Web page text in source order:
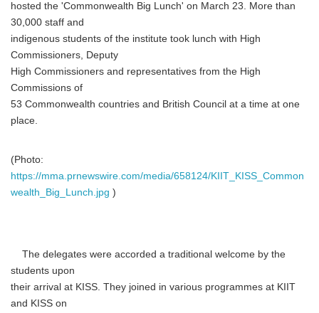
hosted the 'Commonwealth Big Lunch' on March 23. More than
30,000 staff and
indigenous students of the institute took lunch with High
Commissioners, Deputy
High Commissioners and representatives from the High
Commissions of
53 Commonwealth countries and British Council at a time at one
place.
(Photo:
https://mma.prnewswire.com/media/658124/KIIT_KISS_Common
wealth_Big_Lunch.jpg )
The delegates were accorded a traditional welcome by the
students upon
their arrival at KISS. They joined in various programmes at KIIT
and KISS on